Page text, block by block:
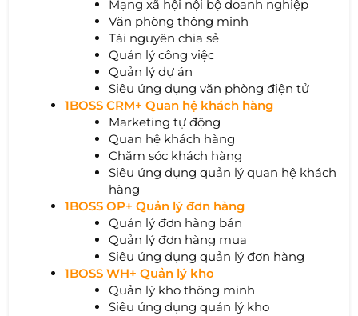
Mạng xã hội nội bộ doanh nghiệp
Văn phòng thông minh
Tài nguyên chia sẻ
Quản lý công việc
Quản lý dự án
Siêu ứng dụng văn phòng điện tử
1BOSS CRM+ Quan hệ khách hàng
Marketing tự động
Quan hệ khách hàng
Chăm sóc khách hàng
Siêu ứng dụng quản lý quan hệ khách
hàng
1BOSS OP+ Quản lý đơn hàng
Quản lý đơn hàng bán
Quản lý đơn hàng mua
Siêu ứng dụng quản lý đơn hàng
1BOSS WH+ Quản lý kho
Quản lý kho thông minh
Siêu ứng dụng quản lý kho